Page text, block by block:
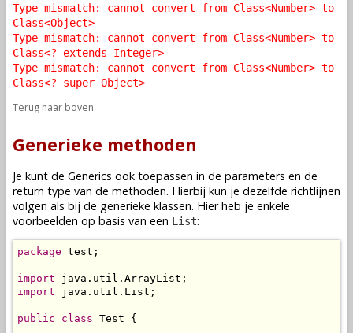
Type mismatch: cannot convert from Class<Number> to
Class<Object>
Type mismatch: cannot convert from Class<Number> to
Class<? extends Integer>
Type mismatch: cannot convert from Class<Number> to
Class<? super Object>
Terug naar boven
Generieke methoden
Je kunt de Generics ook toepassen in de parameters en de
return type van de methoden. Hierbij kun je dezelfde richtlijnen
volgen als bij de generieke klassen. Hier heb je enkele
voorbeelden op basis van een List:
package test;
import
import java.util.List;
public class Test {